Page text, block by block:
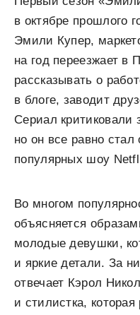
в октябре прошлого
Эмили Купер,
на год переезжает в
рассказывать о
в блоге, заводит
Сериал критиковали
но он все равно
популярных шоу
Во многом
объясняется
молодые девушки,
и яркие детали. За
отвечает Кэрол
и стилистка,